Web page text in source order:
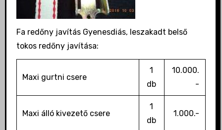
Fa redőny javítás Gyenesdiás, leszakadt belső
tokos redőny javítása:
Maxi gurtni csere
1
db
10.000.
-
Maxi álló kivezető csere
1
db
1.000.-